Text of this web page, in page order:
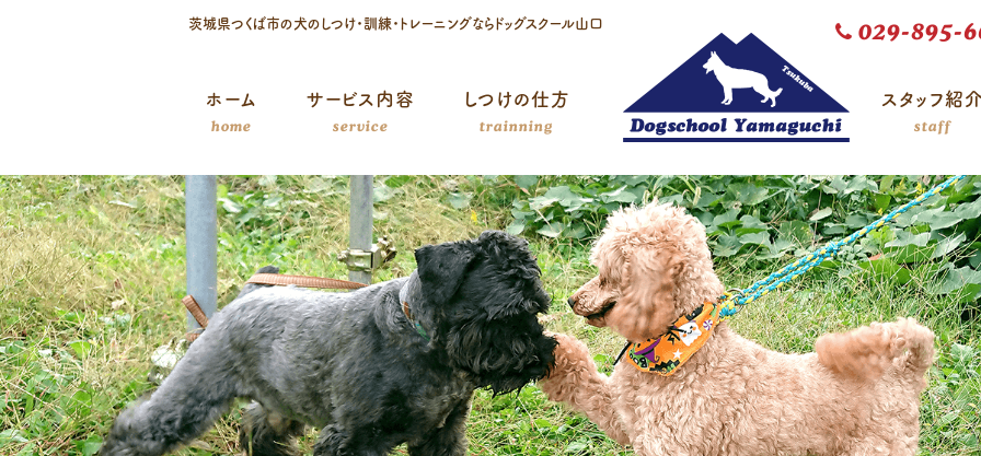
茨城県つくば市の犬のしつけ・訓練・トレーニングならドッグスクール山口 029-895-
ツ
ッ
プ
ホーム
home
サービス内容
service
しつけの仕方
trainning
スタッフ紹介
staff